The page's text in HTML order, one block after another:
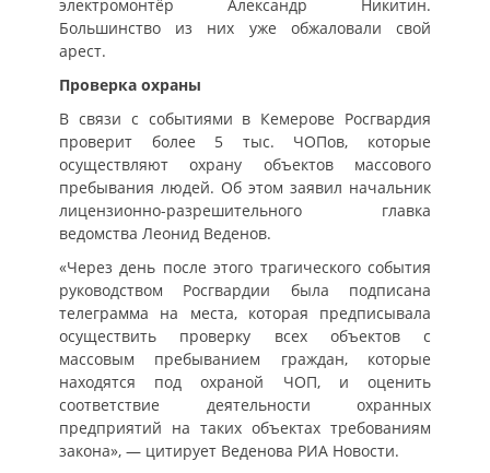
электромонтёр Александр Никитин.
Большинство из них уже обжаловали свой
арест.
Проверка охраны
В связи с событиями в Кемерове Росгвардия
проверит более 5 тыс. ЧОПов, которые
осуществляют охрану объектов массового
пребывания людей. Об этом заявил начальник
лицензионно-разрешительного главка
ведомства Леонид Веденов.
«Через день после этого трагического события
руководством Росгвардии была подписана
телеграмма на места, которая предписывала
осуществить проверку всех объектов с
массовым пребыванием граждан, которые
находятся под охраной ЧОП, и оценить
соответствие деятельности охранных
предприятий на таких объектах требованиям
закона», — цитирует Веденова РИА Новости.